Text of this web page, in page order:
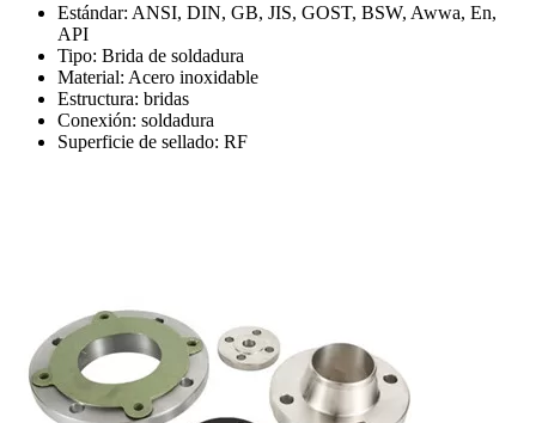
Estándar: ANSI, DIN, GB, JIS, GOST, BSW, Awwa, En,
API
Tipo: Brida de soldadura
Material: Acero inoxidable
Estructura: bridas
Conexión: soldadura
Superficie de sellado: RF